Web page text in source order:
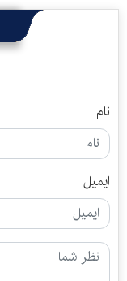
نام
ایمیل